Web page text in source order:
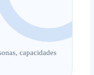
capacidades